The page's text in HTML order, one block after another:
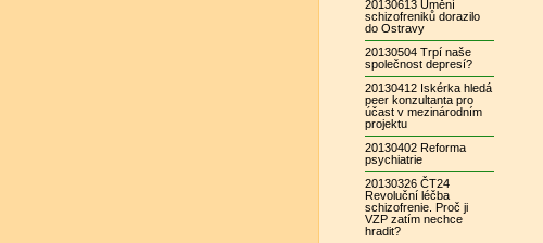
20130613 Umění
schizofreniků dorazilo
do Ostravy
20130504 Trpí naše
společnost depresí?
20130412 Iskérka hledá
peer konzultanta pro
účast v mezinárodním
projektu
20130402 Reforma
psychiatrie
20130326 ČT24
Revoluční léčba
schizofrenie. Proč ji
VZP zatím nechce
hradit?